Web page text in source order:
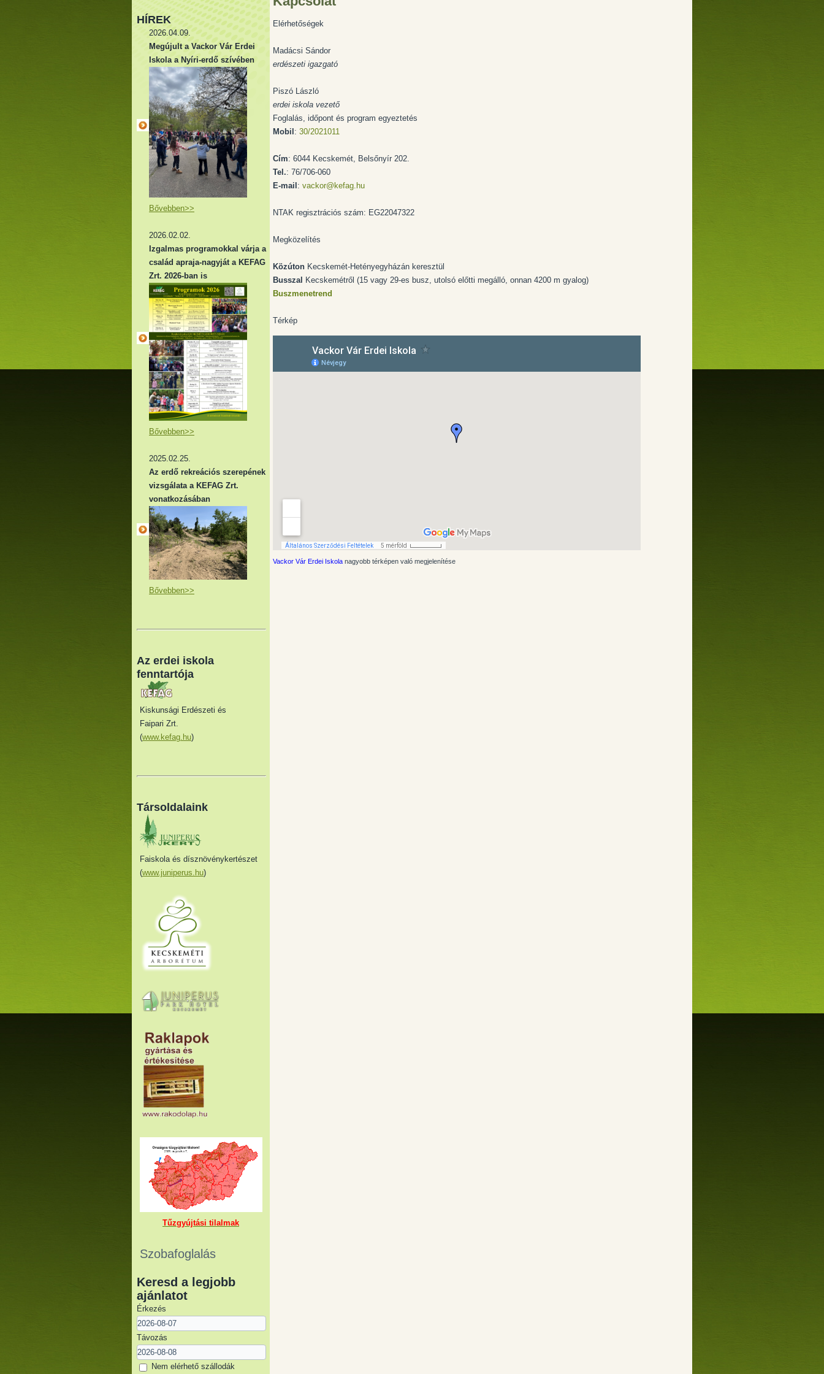
HÍREK
2026.04.09.
Megújult a Vackor Vár Erdei
Iskola a Nyíri-erdő szívében
Bővebben>>
2026.02.02.
Izgalmas programokkal várja a
család apraja-nagyját a KEFAG
Zrt. 2026-ban is
Bővebben>>
2025.02.25.
Az erdő rekreációs szerepének
vizsgálata a KEFAG Zrt.
vonatkozásában
Bővebben>>
Az erdei iskola
fenntartója
Kiskunsági Erdészeti és
Faipari Zrt.
(www.kefag.hu)
Társoldalaink
Faiskola és dísznövénykertészet
(www.juniperus.hu)
Tűzgyújtási tilalmak
Szobafoglalás
Keresd a legjobb
ajánlatot
Érkezés
Távozás
Nem elérhető szállodák
Elérhetőségek
Madácsi Sándor
erdészeti igazgató
Piszó László
erdei iskola vezető
Foglalás, időpont és program egyeztetés
Mobil : 30/2021011
Cím: 6044 Kecskemét, Belsőnyír 202.
Tel.: 76/706-060
E-mail : vackor@kefag.hu
NTAK regisztrációs szám: EG22047322
Megközelítés
Közúton Kecskemét-Hetényegyházán keresztül
Busszal Kecskemétről (15 vagy 29-es busz, utolsó előtti megálló, onnan 4200 m gyalog)
Buszmenetrend
Térkép
Vackor Vár Erdei Iskola nagyobb térképen való megjelenítése